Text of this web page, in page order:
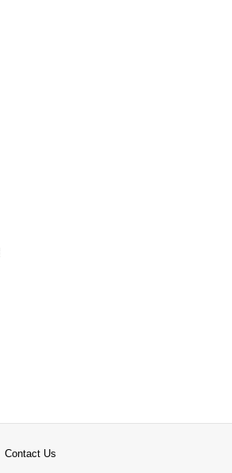
Contact Us